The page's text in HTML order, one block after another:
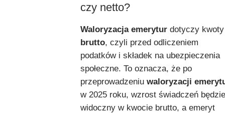
czy netto?
Waloryzacja emerytur dotyczy kwoty
brutto, czyli przed odliczeniem
podatków i składek na ubezpieczenia
społeczne. To oznacza, że po
przeprowadzeniu waloryzacji
w 2025 roku, wzrost świadczeń będzie
widoczny w kwocie brutto, a emeryt